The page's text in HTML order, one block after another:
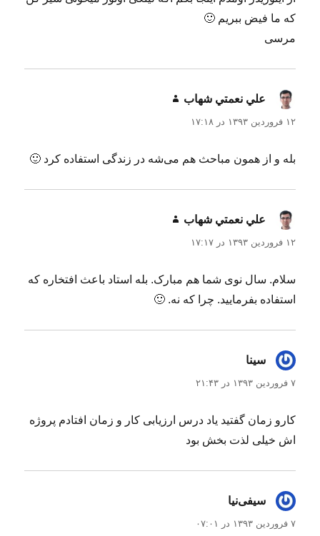
که ما فیض ببریم 🙂
مرسی
علي نعمتي شهاب
۱۲ فروردین ۱۳۹۳ در ۱۷:۱۸
بله و از همون مباحث هم می‌شه در زندگی استفاده کرد 🙂
علي نعمتي شهاب
۱۲ فروردین ۱۳۹۳ در ۱۷:۱۷
سلام. سال نوی شما هم مبارک. بله استاد باعث افتخاره که
استفاده بفرمایید. چرا که نه. 🙂
سینا
۷ فروردین ۱۳۹۳ در ۲۱:۴۳
کارو زمان گفتید یاد درس ارزیابی کار و زمان افتادم پروژه
اش خیلی لذت بخش بود
سیفی‌نیا
۷ فروردین ۱۳۹۳ در ۰۷:۰۱